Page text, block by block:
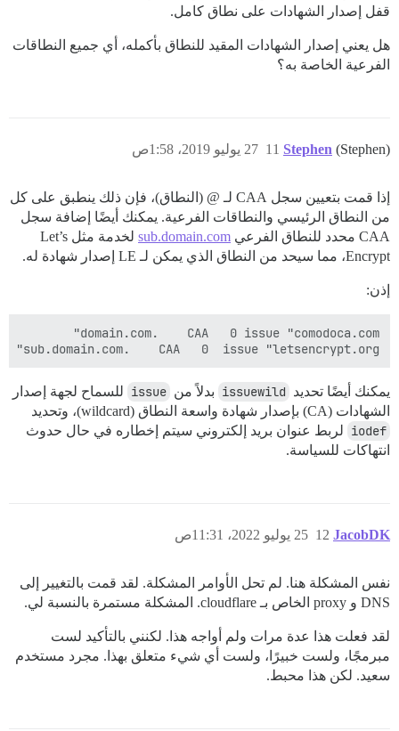
قفل إصدار الشهادات على نطاق كامل.
هل يعني إصدار الشهادات المقيد للنطاق بأكمله، أي جميع النطاقات
الفرعية الخاصة به؟
Stephen (Stephen) 27 يوليو 2019، 1:58ص 11
إذا قمت بتعيين سجل CAA لـ @ (النطاق)، فإن ذلك ينطبق على كل
من النطاق الرئيسي والنطاقات الفرعية. يمكنك أيضًا إضافة سجل
CAA محدد للنطاق الفرعي
sub.domain.com
لخدمة مثل Let’s
Encrypt، مما سيحد من النطاق الذي يمكن لـ LE إصدار شهادة له.
إذن:
sub.domain.com.    CAA   0  issue "letsencrypt.org"
يمكنك أيضًا تحديد issuewild بدلاً من issue للسماح لجهة إصدار
الشهادات (CA) بإصدار شهادة واسعة النطاق (wildcard)، وتحديد
iodef لربط عنوان بريد إلكتروني سيتم إخطاره في حال حدوث
انتهاكات للسياسة.
JacobDK 25 يوليو 2022، 11:31ص 12
نفس المشكلة هنا. لم تحل الأوامر المشكلة. لقد قمت بالتغيير إلى
DNS و proxy الخاص بـ cloudflare. المشكلة مستمرة بالنسبة لي.
لقد فعلت هذا عدة مرات ولم أواجه هذا. لكنني بالتأكيد لست
مبرمجًا، ولست خبيرًا، ولست أي شيء متعلق بهذا. مجرد مستخدم
سعيد. لكن هذا محبط.